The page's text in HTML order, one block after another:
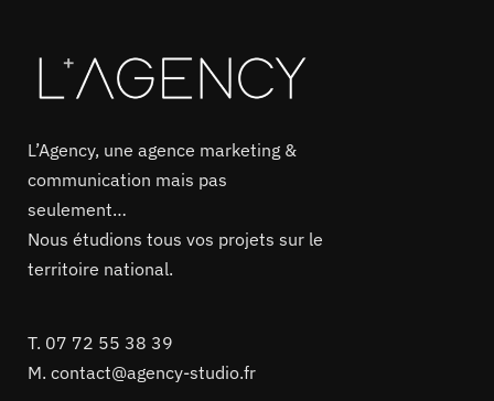
L’Agency, une agence marketing &
communication mais pas
seulement…
Nous étudions tous vos projets sur le
territoire national.
T. 07 72 55 38 39
M. contact@agency-studio.fr